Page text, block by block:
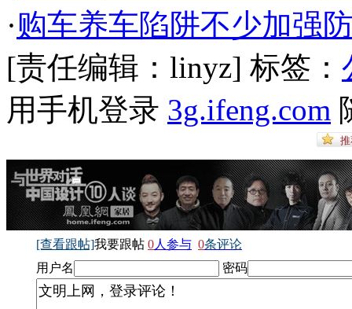
·购车养车陷阱不少加强
[责任编辑：linyz] 标签：
用手机登录 3g.ifeng.com
[查看跟帖]我要跟帖 0人参与 0条评论
用户名
密码